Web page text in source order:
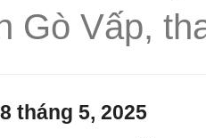
Gò Vấp,
tháng 5, 2025